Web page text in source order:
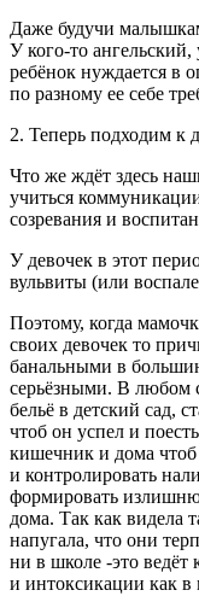
Даже будучи
У кого-то
ребёнок нуждается в
по разному ее себе
2. Теперь подходим к
Что же ждёт здесь
учиться
созревания и
У девочек в этот
вульвиты (или
Поэтому, когда
своих девочек то
банальными в
серьёзными. В любом
бельё в детский сад,
чтоб он успел и
кишечник и дома
и контролировать
формировать
дома. Так как видела
напугала, что они
ни в школе -это
и интоксикации как